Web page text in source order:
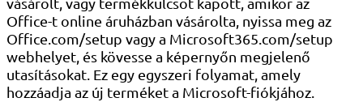
Office-t online áruházban vásárolta, nyissa meg az
Office.com/setup vagy a Microsoft365.com/setup
webhelyet, és kövesse a képernyőn megjelenő
utasításokat. Ez egy egyszeri folyamat, amely
hozzáadja az új terméket a Microsoft-fiókjához.